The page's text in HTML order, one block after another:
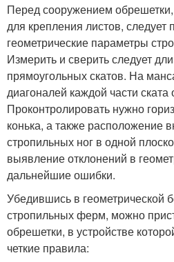
Перед сооружением
для крепления листов, следует
геометрические параметры
Измерить и сверить следует
прямоугольных скатов. На
диагоналей каждой части ската
Проконтролировать нужно
конька, а также расположение
стропильных ног в одной
выявление отклонений в
дальнейшие ошибки.
Убедившись в геометрической
стропильных ферм, можно
обрешетки, в устройстве
четкие правила: